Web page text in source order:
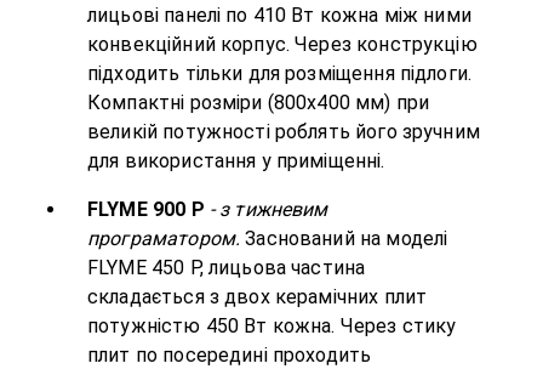
лицьові панелі по 410 Вт кожна між ними
конвекційний корпус. Через конструкцію
підходить тільки для розміщення підлоги.
Компактні розміри (800х400 мм) при
великій потужності роблять його зручним
для використання у приміщенні.
FLYME 900 P - з тижневим
програматором. Заснований на моделі
FLYME 450 Р, лицьова частина
складається з двох керамічних плит
потужністю 450 Вт кожна. Через стику
плит по посередині проходить